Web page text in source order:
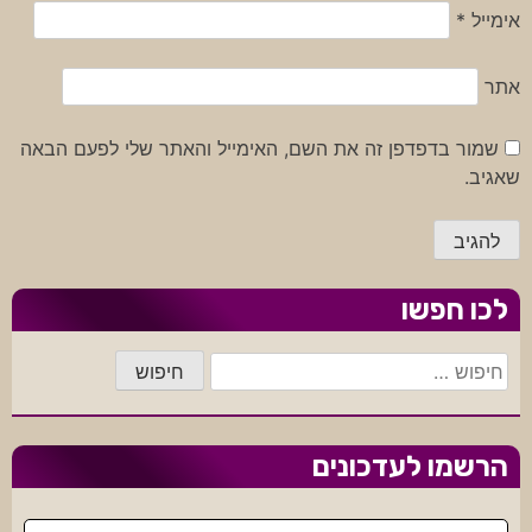
אימייל *
אתר
שמור בדפדפן זה את השם, האימייל והאתר שלי לפעם הבאה
שאגיב.
לכו חפשו
חיפוש:
הרשמו לעדכונים